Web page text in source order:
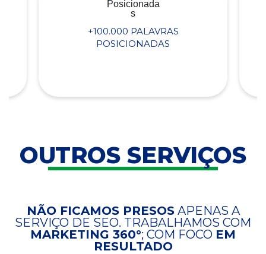
+100.000 PALAVRAS
POSICIONADAS
OUTROS SERVIÇOS
NÃO FICAMOS PRESOSAPENAS A
SERVIÇO DE SEO. TRABALHAMOS COM
MARKETING 360°; COM FOCO EM
RESULTADO